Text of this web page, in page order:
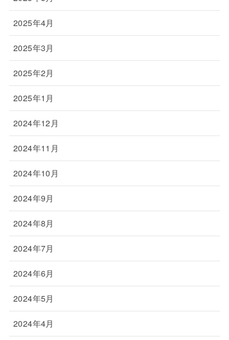
2025年4月
2025年3月
2025年2月
2025年1月
2024年12月
2024年11月
2024年10月
2024年9月
2024年8月
2024年7月
2024年6月
2024年5月
2024年4月